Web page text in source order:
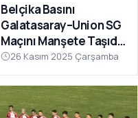
Belçika Basını
Galatasaray–Union SG
Maçını Manşete Taşıdı:
“50 Bin Türk’ü
Susturdular”
26 Kasım 2025 Çarşamba